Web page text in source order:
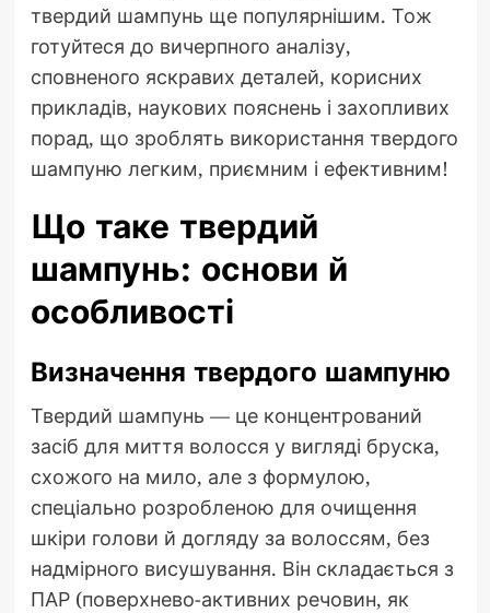
твердий шампунь ще популярнішим. Тож
готуйтеся до вичерпного аналізу,
сповненого яскравих деталей, корисних
прикладів, наукових пояснень і захопливих
порад, що зроблять використання твердого
шампуню легким, приємним і ефективним!
Що таке твердий
шампунь: основи й
особливості
Визначення твердого шампуню
Твердий шампунь — це концентрований
засіб для миття волосся у вигляді бруска,
схожого на мило, але з формулою,
спеціально розробленою для очищення
шкіри голови й догляду за волоссям, без
надмірного висушування. Він складається з
ПАР (поверхнево-активних речовин, як